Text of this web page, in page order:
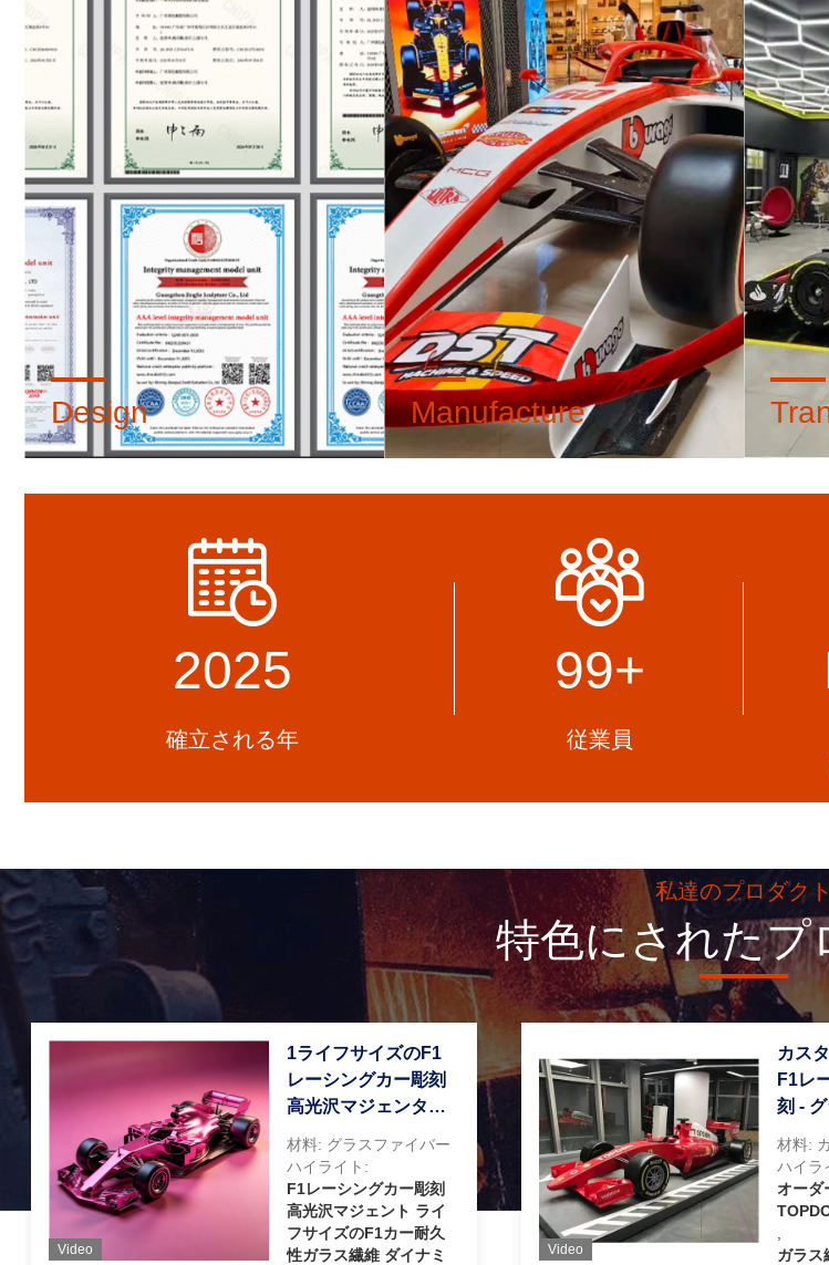
Design
various designs including layouts, 3D
Manufacture
workers with over 15-20 years of
experience.And dispatch members to
2025
確立される年
99+
従業員
私達のプロダク
特色にされたプ
Video
1ライフサイズのF1
レーシングカー彫刻
高光沢マジェンタ塗
料と耐久性ガラス繊
維素材
材料: グラスファイバー
ハイライト:
F1レーシングカー彫刻
高光沢マジェント ライ
フサイズのF1カー耐久
性ガラス繊維 ダイナミ
Video
カス
F1レ
刻 -
ー＆
性コ
き、
ツデ
材料:
ハイラ
オーダ
ガラス